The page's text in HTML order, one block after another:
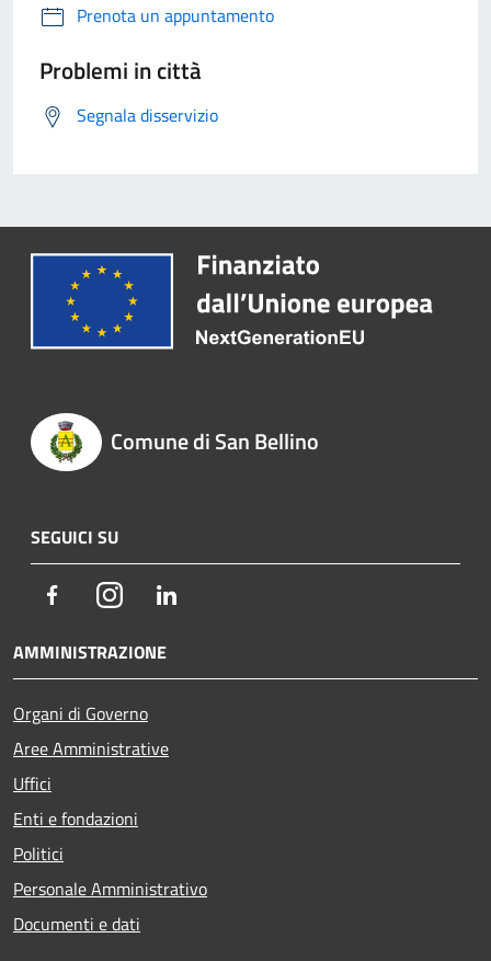
Prenota un appuntamento
Problemi in città
Segnala disservizio
Comune di San Bellino
SEGUICI SU
FacebookInstagram
AMMINISTRAZIONE
Organi di Governo
Aree Amministrative
Uffici
Enti e fondazioni
Politici
Personale Amministrativo
Documenti e dati